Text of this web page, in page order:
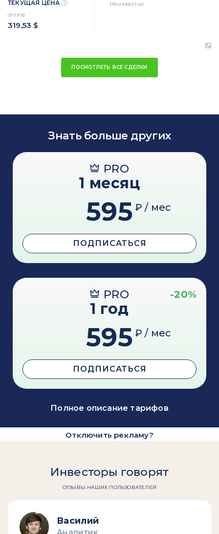
ТЕКУЩАЯ ЦЕНА
online
319,53 $
Неизвестно
ПОСМОТРЕТЬ ВСЕ СДЕЛКИ
Знать больше других
PRO
1 месяц
595 ₽ / мес
ПОДПИСАТЬСЯ
PRO -20%
1 год
595 ₽ / мес
ПОДПИСАТЬСЯ
Полное описание тарифов
Отключить рекламу?
Инвесторы говорят
ОТЗЫВЫ НАШИХ ПОЛЬЗОВАТЕЛЕЙ
Василий